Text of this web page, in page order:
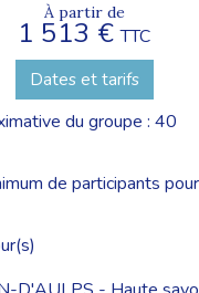
À partir de
1 513 €TTC
Dates et tarifs
du groupe : 40
de participants